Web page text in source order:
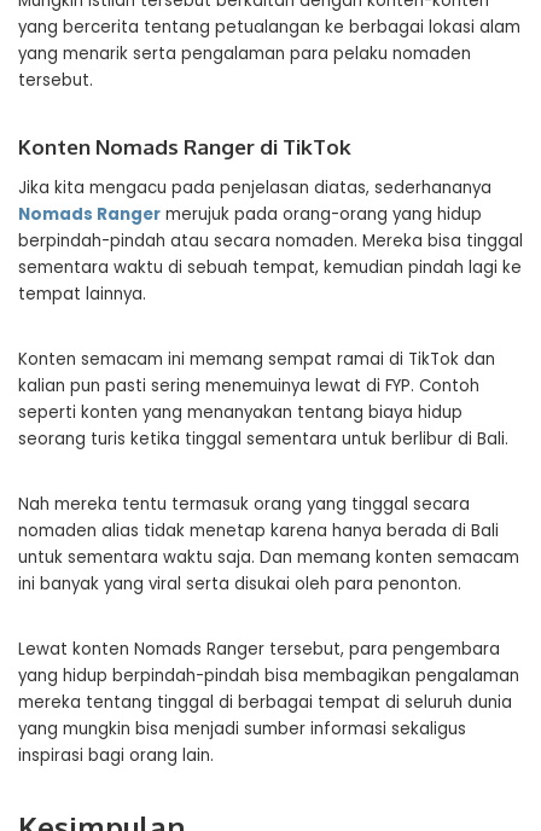
yang bercerita tentang petualangan ke berbagai lokasi alam
yang menarik serta pengalaman para pelaku nomaden
tersebut.
Konten Nomads Ranger di TikTok
Jika kita mengacu pada penjelasan diatas, sederhananya
Nomads Ranger merujuk pada orang-orang yang hidup
berpindah-pindah atau secara nomaden. Mereka bisa tinggal
sementara waktu di sebuah tempat, kemudian pindah lagi ke
tempat lainnya.
Konten semacam ini memang sempat ramai di TikTok dan
kalian pun pasti sering menemuinya lewat di FYP. Contoh
seperti konten yang menanyakan tentang biaya hidup
seorang turis ketika tinggal sementara untuk berlibur di Bali.
Nah mereka tentu termasuk orang yang tinggal secara
nomaden alias tidak menetap karena hanya berada di Bali
untuk sementara waktu saja. Dan memang konten semacam
ini banyak yang viral serta disukai oleh para penonton.
Lewat konten Nomads Ranger tersebut, para pengembara
yang hidup berpindah-pindah bisa membagikan pengalaman
mereka tentang tinggal di berbagai tempat di seluruh dunia
yang mungkin bisa menjadi sumber informasi sekaligus
inspirasi bagi orang lain.